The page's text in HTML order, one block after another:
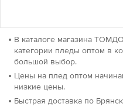
В каталоге магазина
категории пледы оптом в
большой выбор.
Цены на плед оптом
низкие цены.
Быстрая доставка по